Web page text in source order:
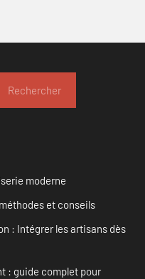
Rechercher
moderne
et conseils
: Intégrer les artisans dès
: guide complet pour